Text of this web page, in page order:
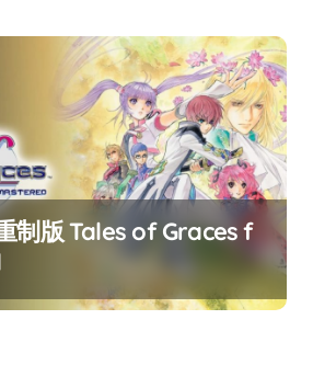
制版 Tales of Graces f